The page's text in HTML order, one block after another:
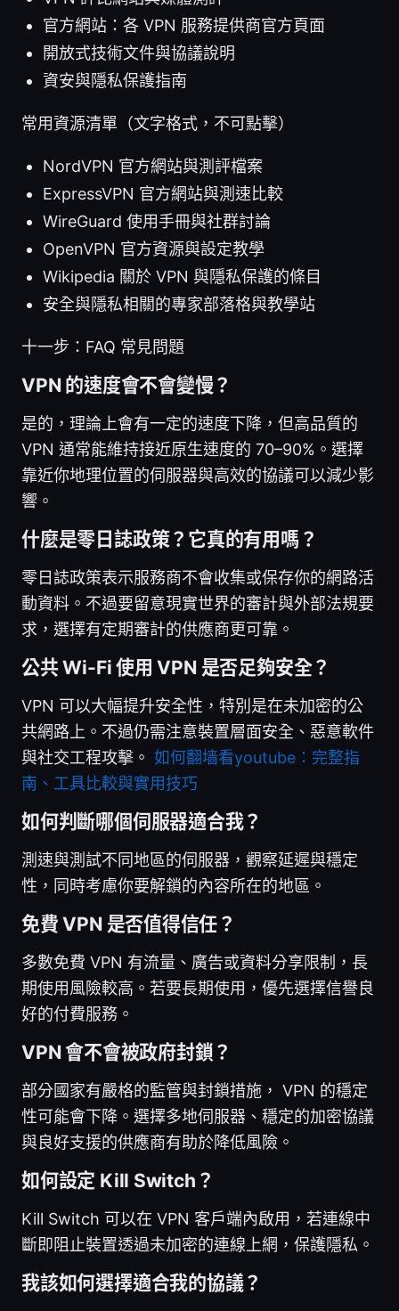
官方網站：各 VPN 服務提供商官方頁面
開放式技術文件與協議說明
資安與隱私保護指南
常用資源清單（文字格式，不可點擊）
NordVPN 官方網站與測評檔案
ExpressVPN 官方網站與測速比較
WireGuard 使用手冊與社群討論
OpenVPN 官方資源與設定教學
Wikipedia 關於 VPN 與隱私保護的條目
安全與隱私相關的專家部落格與教學站
十一步：FAQ 常見問題
VPN 的速度會不會變慢？
是的，理論上會有一定的速度下降，但高品質的
VPN 通常能維持接近原生速度的 70–90%。選擇
靠近你地理位置的伺服器與高效的協議可以減少影
響。
什麼是零日誌政策？它真的有用嗎？
零日誌政策表示服務商不會收集或保存你的網路活
動資料。不過要留意現實世界的審計與外部法規要
求，選擇有定期審計的供應商更可靠。
公共 Wi-Fi 使用 VPN 是否足夠安全？
VPN 可以大幅提升安全性，特別是在未加密的公
共網路上。不過仍需注意裝置層面安全、惡意軟件
與社交工程攻擊。 如何翻墙看youtube：完整指
南、工具比較與實用技巧
如何判斷哪個伺服器適合我？
測速與測試不同地區的伺服器，觀察延遲與穩定
性，同時考慮你要解鎖的內容所在的地區。
免費 VPN 是否值得信任？
多數免費 VPN 有流量、廣告或資料分享限制，長
期使用風險較高。若要長期使用，優先選擇信譽良
好的付費服務。
VPN 會不會被政府封鎖？
部分國家有嚴格的監管與封鎖措施， VPN 的穩定
性可能會下降。選擇多地伺服器、穩定的加密協議
與良好支援的供應商有助於降低風險。
如何設定 Kill Switch？
Kill Switch 可以在 VPN 客戶端內啟用，若連線中
斷即阻止裝置透過未加密的連線上網，保護隱私。
我該如何選擇適合我的協議？